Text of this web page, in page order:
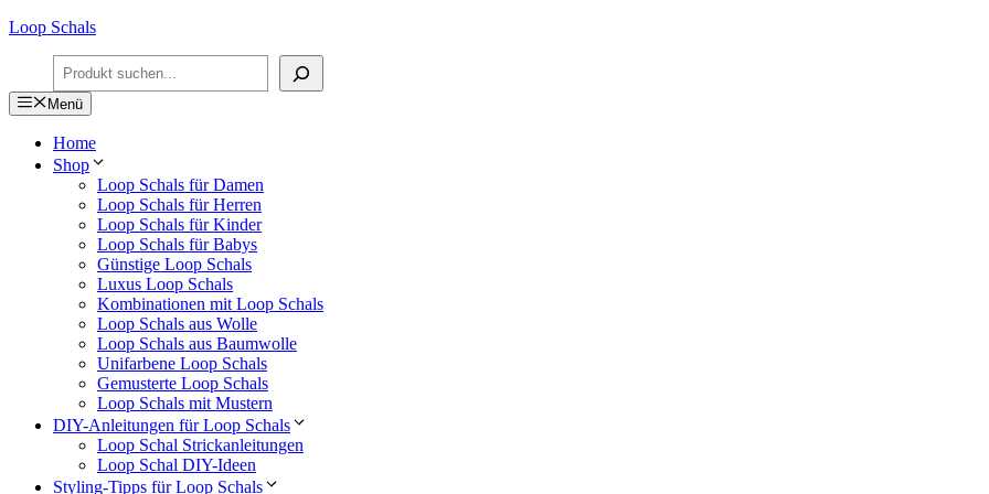
Zum
springen
Loop Schals
Suchen
Menü
Home
Shop
Loop Schals für Damen
Loop Schals für Herren
Loop Schals für Kinder
Loop Schals für Babys
Günstige Loop Schals
Luxus Loop Schals
Kombinationen mit Loop Schals
Loop Schals aus Wolle
Loop Schals aus Baumwolle
Unifarbene Loop Schals
Gemusterte Loop Schals
Loop Schals mit Mustern
DIY-Anleitungen für Loop Schals
Loop Schal Strickanleitungen
Loop Schal DIY-Ideen
Styling-Tipps für Loop Schals